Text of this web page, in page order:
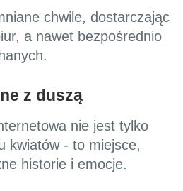
chwile, dostarczając
a nawet bezpośrednio
z duszą
nie jest tylko
kwiatów - to miejsce,
historie i emocje.